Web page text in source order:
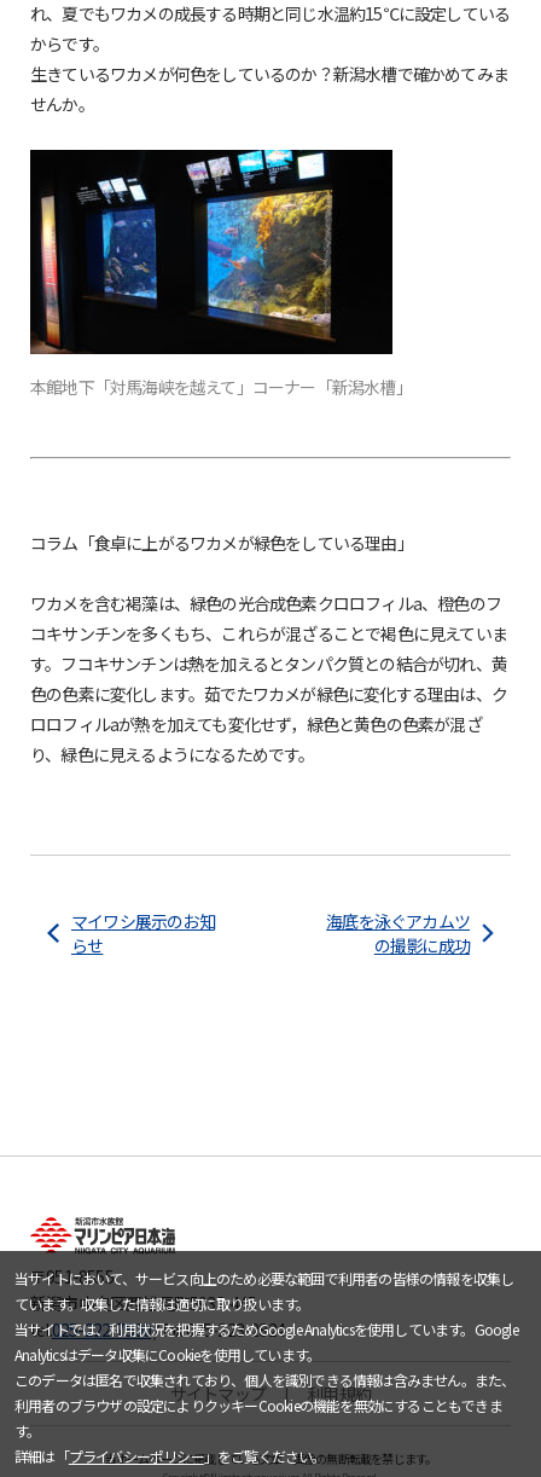
れ、夏でもワカメの成長する時期と同じ水温約15℃に設定している
からです。
生きているワカメが何色をしているのか？新潟水槽で確かめてみま
せんか。
本館地下「対馬海峡を越えて」コーナー「新潟水槽」
コラム「食卓に上がるワカメが緑色をしている理由」
ワカメを含む褐藻は、緑色の光合成色素クロロフィルa、橙色のフ
コキサンチンを多くもち、これらが混ざることで褐色に見えていま
す。フコキサンチンは熱を加えるとタンパク質との結合が切れ、黄
色の色素に変化します。茹でたワカメが緑色に変化する理由は、ク
ロロフィルaが熱を加えても変化せず，緑色と黄色の色素が混ざ
り、緑色に見えるようになるためです。
マイワシ展示のお知
らせ
海底を泳ぐアカムツ
の撮影に成功
〒951-8555
新潟市中央区西船見町5932-445
tel.025-222-7500/ fax.025-223-2824
サイトマップ 利用規約
当ホームページに掲載している文章・画像の無断転載を禁じます。
当サイトにおいて、サービス向上のため必要な範囲で利用者の皆様の情報を収集し
ています。収集した情報は適切に取り扱います。
当サイトでは、利用状況を把握するためGoogle Analyticsを使用しています。Google
Analyticsはデータ収集にCookieを使用しています。
このデータは匿名で収集されており、個人を識別できる情報は含みません。また、
利用者のブラウザの設定によりクッキーCookieの機能を無効にすることもできま
す。
詳細は「プライバシーポリシー」をご覧ください。